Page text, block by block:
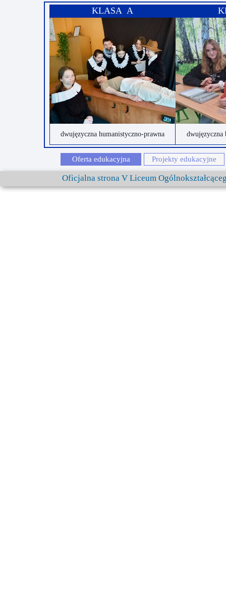
KLASA A
dwujęzyczna
dwujęzyczna humanistyczno-prawna
Projekty edukacyjne
Oferta edukacyjna
Oficjalna strona V Liceum